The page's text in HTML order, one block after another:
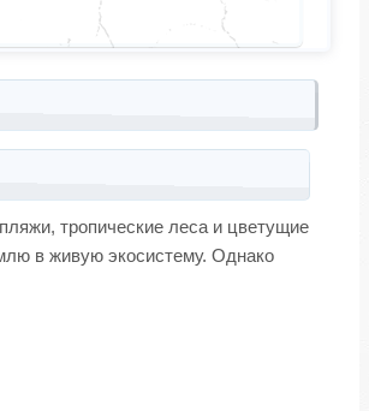
тропические леса и цветущие
в живую экосистему. Однако